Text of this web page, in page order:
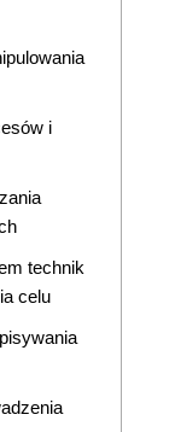
i
technik
celu